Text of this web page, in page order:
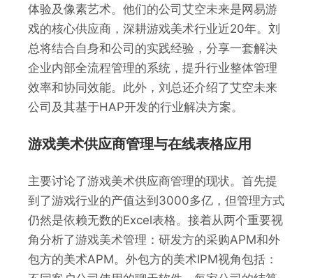
体验及像素艺术。他们的公司艾空未来是网易游
戏的核心供应商，深耕游戏美术行业近20年。刘
总将结合自身和公司的实践经验，分享一套解决
企业内部全流程管理的系统，提升行业整体管理
效率和协同效能。此外，刘总还介绍了艾空未来
公司及其基于HAP开发的行业解决方案。
游戏美术供应商管理与在线表格应用
主要讨论了游戏美术供应商管理的现状。首先提
到了游戏行业的产值达到3000多亿，但管理方式
仍然是依赖无数的Excel表格。接着从两个重要视
角分析了游戏美术管理：研发方的采购APM和外
包方的美术APM。外包方的美术IPM视角包括：